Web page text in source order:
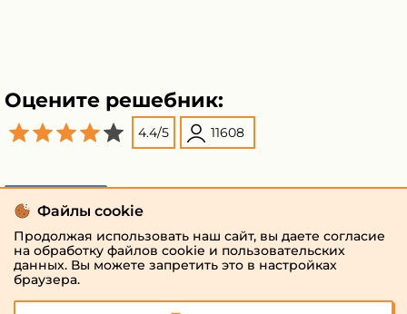
Оцените решебник:
4.4/5 11608
Файлы cookie
Продолжая использовать наш сайт, вы даете согласие
на обработку файлов cookie и пользовательских
данных. Вы можете запретить это в настройках
браузера.